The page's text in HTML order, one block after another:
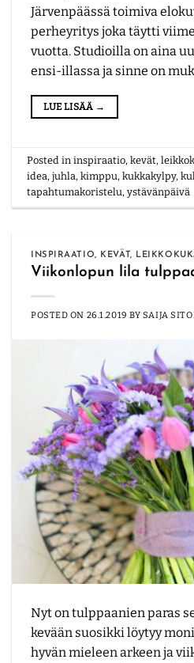
Järvenpäässä toimiva
perheyritys joka täytti
vuotta. Studioilla on aina
ensi-illassa ja sinne on
LUE LISÄÄ →
Posted ininspiraatio,kevät,
idea,juhla,kimppu,kukkakylpy,
tapahtumakoristelu,ystävänpäivä
INSPIRAATIO, KEVÄT,
Viikonlopun lila
POSTED ON 26.1.2019 BY SAIJA
Nyt on tulppaanien paras
kevään suosikki löytyy
hyvän mieleen arkeen ja